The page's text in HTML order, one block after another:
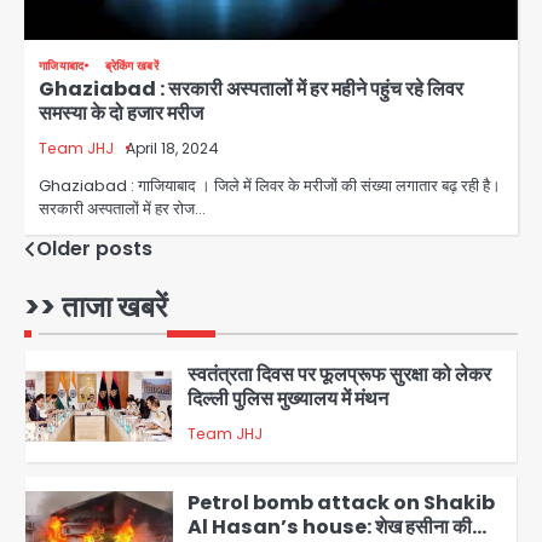
गाजियाबाद ब्रेकिंग खबरें
Ghaziabad : सरकारी अस्पतालों में हर महीने पहुंच रहे लिवर
समस्या के दो हजार मरीज
Team JHJ April 18, 2024
Ghaziabad : गाजियाबाद । जिले में लिवर के मरीजों की संख्या लगातार बढ़ रही है।
सरकारी अस्पतालों में हर रोज…
Posts
navigation
Older posts
>> ताजा खबरें
अपनत्व का सहारा
आॅपरेशन विस्टा 1.0: वीजा शर्तों का उल्लंघन
करने वाले 11 बांग्लादेशी नागरिक सेंट्रल जिला
Team JHJ
2
3
Petrol bomb attack on Shakib
Al Hasan’s house: शेख हसीना की
वर्चुअल प्रेस कॉन्फ्रेंस में जुड़ने पर भड़का
गुस्सा, शाकिब अल हसन के मगुरा स्थित घर पर
पेट्रोल बम से हमला
Avinash Kumar
Rasra Assembly seat: बसपा के
इकलौते विधायक उमाशंकर सिंह का निधन, दो